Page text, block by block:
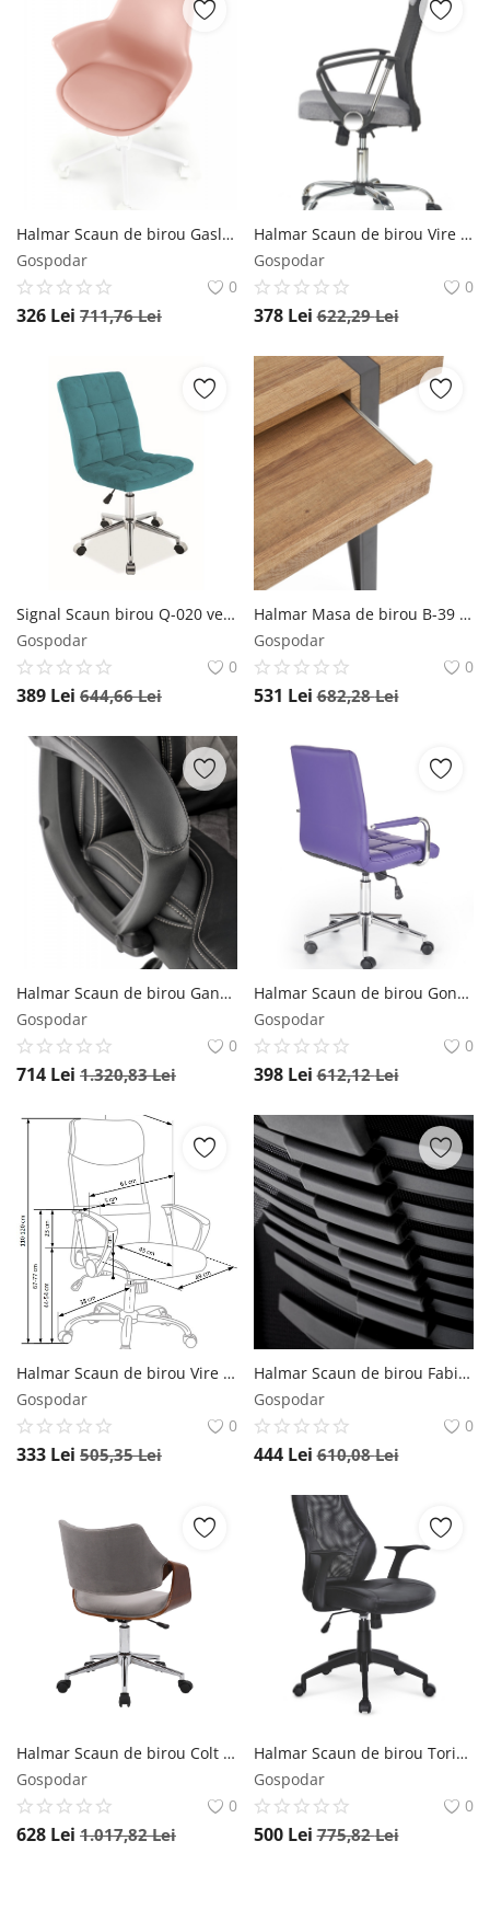
Halmar Scaun de birou Gasly roz H92 cm
Gospodar
0
326 Lei 711,76Lei
Halmar Scaun de birou Vire 2 gri
Gospodar
0
378 Lei 622,29Lei
Signal Scaun birou Q-020 velvet turcoaz Blu85
Gospodar
0
389 Lei 644,66Lei
Halmar Masa de birou B-39 – H110 cm
Gospodar
0
531 Lei 682,28Lei
Halmar Scaun de birou Gandalf negru/gri H120 cm
Gospodar
0
714 Lei 1.320,83Lei
Halmar Scaun de birou Gonzo2 mov - H 98-110 cm
Gospodar
0
398 Lei 612,12Lei
Halmar Scaun de birou Vire negru verde
Gospodar
0
333 Lei 505,35Lei
Halmar Scaun de birou Fabio negru H128 cm
Gospodar
0
444 Lei 610,08Lei
Halmar Scaun de birou Colt nuc/gri H64 cm
Gospodar
0
628 Lei 1.017,82Lei
Halmar Scaun de birou Torino negru
Gospodar
0
500 Lei 775,82Lei